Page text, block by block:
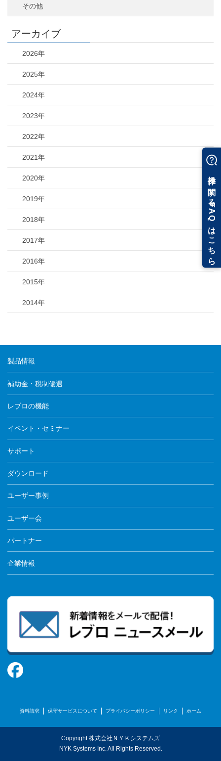
その他
アーカイブ
2026年
2025年
2024年
2023年
2022年
2021年
2020年
2019年
2018年
2017年
2016年
2015年
2014年
製品情報
補助金・税制優遇
レブロの機能
イベント・セミナー
サポート
ダウンロード
ユーザー事例
ユーザー会
パートナー
企業情報
資料請求 保守サービスについて プライバシーポリシー リンク ホーム
Copyright 株式会社ＮＹＫシステムズ
NYK Systems Inc. All Rights Reserved.